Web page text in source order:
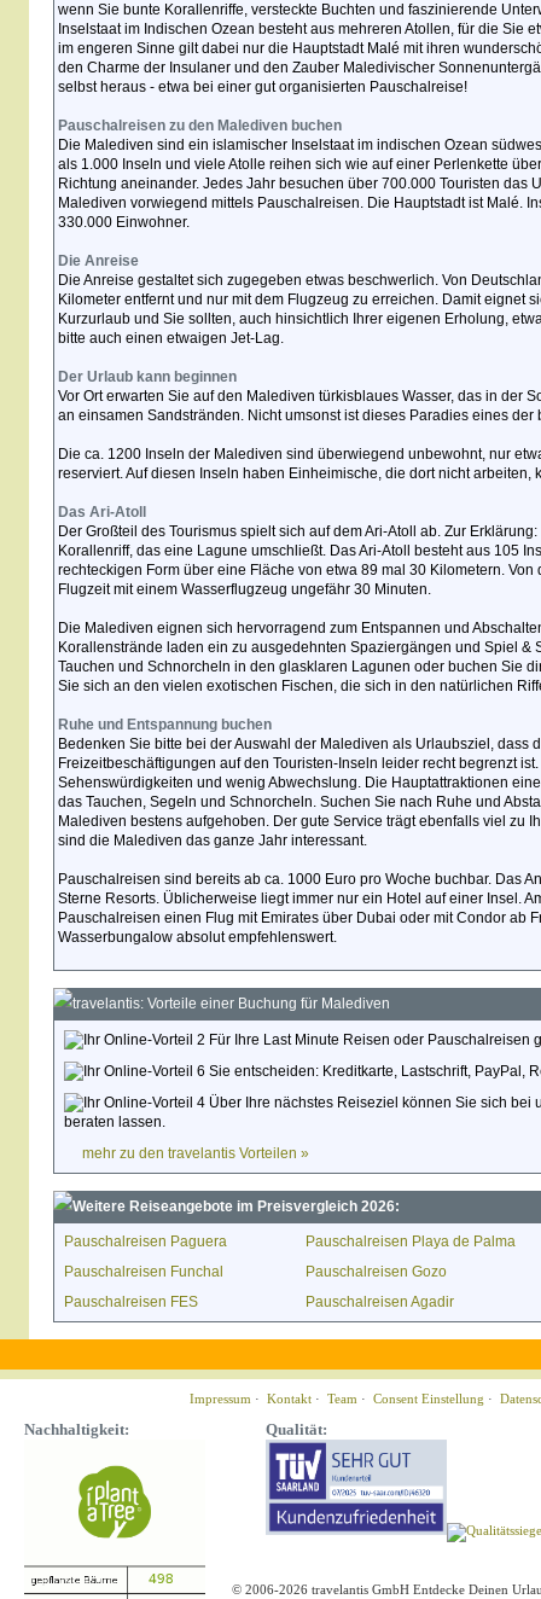
wenn Sie bunte Korallenriffe, versteckte Buchten und faszinierende
Inselstaat im Indischen Ozean besteht aus mehreren Atollen, für die Sie
im engeren Sinne gilt dabei nur die Hauptstadt Malé mit ihren
den Charme der Insulaner und den Zauber Maledivischer
selbst heraus - etwa bei einer gut organisierten Pauschalreise!
Pauschalreisen zu den Malediven buchen
Die Malediven sind ein islamischer Inselstaat im indischen Ozean
als 1.000 Inseln und viele Atolle reihen sich wie auf einer Perlenkette
Richtung aneinander. Jedes Jahr besuchen über 700.000 Touristen das
Malediven vorwiegend mittels Pauschalreisen. Die Hauptstadt ist Malé.
330.000 Einwohner.
Die Anreise
Die Anreise gestaltet sich zugegeben etwas beschwerlich. Von
Kilometer entfernt und nur mit dem Flugzeug zu erreichen. Damit eignet
Kurzurlaub und Sie sollten, auch hinsichtlich Ihrer eigenen Erholung,
bitte auch einen etwaigen Jet-Lag.
Der Urlaub kann beginnen
Vor Ort erwarten Sie auf den Malediven türkisblaues Wasser, das in der
an einsamen Sandstränden. Nicht umsonst ist dieses Paradies eines
Die ca. 1200 Inseln der Malediven sind überwiegend unbewohnt, nur
reserviert. Auf diesen Inseln haben Einheimische, die dort nicht arbeiten,
Das Ari-Atoll
Der Großteil des Tourismus spielt sich auf dem Ari-Atoll ab. Zur
Korallenriff, das eine Lagune umschließt. Das Ari-Atoll besteht aus 105
rechteckigen Form über eine Fläche von etwa 89 mal 30 Kilometern.
Flugzeit mit einem Wasserflugzeug ungefähr 30 Minuten.
Die Malediven eignen sich hervorragend zum Entspannen und
Korallenstrände laden ein zu ausgedehnten Spaziergängen und Spiel &
Tauchen und Schnorcheln in den glasklaren Lagunen oder buchen Sie
Sie sich an den vielen exotischen Fischen, die sich in den natürlichen
Ruhe und Entspannung buchen
Bedenken Sie bitte bei der Auswahl der Malediven als Urlaubsziel, dass
Freizeitbeschäftigungen auf den Touristen-Inseln leider recht begrenzt
Sehenswürdigkeiten und wenig Abwechslung. Die Hauptattraktionen
das Tauchen, Segeln und Schnorcheln. Suchen Sie nach Ruhe und
Malediven bestens aufgehoben. Der gute Service trägt ebenfalls viel zu
sind die Malediven das ganze Jahr interessant.
Pauschalreisen sind bereits ab ca. 1000 Euro pro Woche buchbar. Das
Sterne Resorts. Üblicherweise liegt immer nur ein Hotel auf einer Insel.
Pauschalreisen einen Flug mit Emirates über Dubai oder mit Condor ab
Wasserbungalow absolut empfehlenswert.
travelantis: Vorteile einer Buchung für Malediven
Für Ihre Last Minute Reisen oder Pauschalreisen
Sie entscheiden: Kreditkarte, Lastschrift, PayPal,
Über Ihre nächstes Reiseziel können Sie sich bei
beraten lassen.
mehr zu den travelantis Vorteilen »
Weitere Reiseangebote im Preisvergleich 2026:
Pauschalreisen Paguera
Pauschalreisen Playa de Palma
Pauschalreisen Funchal
Pauschalreisen Gozo
Pauschalreisen FES
Pauschalreisen Agadir
Impressum · Kontakt · Team · Consent Einstellung ·
Nachhaltigkeit: Qualität:
© 2006-2026 travelantis GmbH Entdecke Deinen